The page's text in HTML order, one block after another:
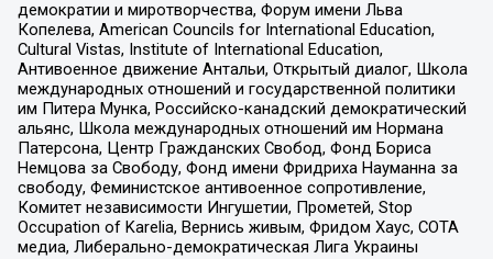
демократии и миротворчества, Форум имени Льва
Копелева, American Councils for International Education,
Cultural Vistas, Institute of International Education,
Антивоенное движение Антальи, Открытый диалог, Школа
международных отношений и государственной политики
им Питера Мунка, Российско-канадский демократический
альянс, Школа международных отношений им Нормана
Патерсона, Центр Гражданских Свобод, Фонд Бориса
Немцова за Свободу, Фонд имени Фридриха Науманна за
свободу, Феминистское антивоенное сопротивление,
Комитет независимости Ингушетии, Прометей, Stop
Occupation of Karelia, Вернись живым, Фридом Хаус, СОТА
медиа, Либерально-демократическая Лига Украины